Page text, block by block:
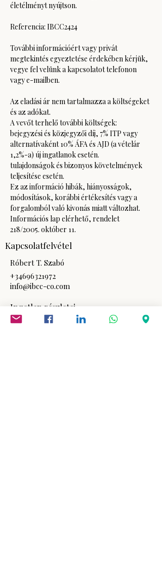
életélményt nyújtson.
Referencia: IBCC2424
További információért vagy privát
megtekintés egyeztetése érdekében kérjük,
vegye fel velünk a kapcsolatot telefonon
vagy e-mailben.
Az eladási ár nem tartalmazza a költségeket
és az adókat.
A vevőt terhelő további költségek:
bejegyzési és közjegyzői díj, 7% ITP vagy
alternatívaként 10% ÁFA és AJD (a vételár
1,2%-a) új ingatlanok esetén.
tulajdonságok és bizonyos követelmények
teljesítése esetén.
Ez az információ hibák, hiányosságok,
módosítások, korábbi értékesítés vagy a
forgalomból való kivonás miatt változhat.
Információs lap elérhető, rendelet
218/2005. október 11.
Kapcsolatfelvétel
Róbert T. Szabó
+34696321972
info@ibcc-co.com
Ingatlan részletei
Ingatlan típusa
Családi ház
Méret